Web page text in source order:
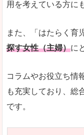
用を考えている方に
また、「はたらく育
探す女性（主婦）に
コラムやお役立ち情
も充実しており、総
です。